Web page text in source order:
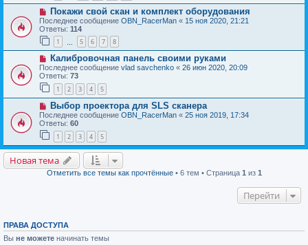
Покажи свой скан и комплект оборудования
Последнее сообщение OBN_RacerMan « 15 ноя 2020, 21:21
Ответы: 114
1 5 6 7 8
Калибровочная панель своими руками
Последнее сообщение vlad savchenko « 26 июн 2020, 20:09
Ответы: 73
1 2 3 4 5
Выбор проектора для SLS сканера
Последнее сообщение OBN_RacerMan « 25 ноя 2019, 17:34
Ответы: 60
1 2 3 4 5
Новая тема
Отметить все темы как прочтённые• 6 тем • Страница 1 из 1
Перейти
ПРАВА ДОСТУПА
Вы не можете начинать темы